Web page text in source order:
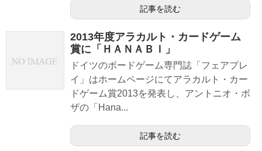
記事を読む
2013年度アラカルト・カードゲーム
賞に「ＨＡＮＡＢＩ」
ドイツのボードゲーム専門誌「フェアプレ
イ」はホームページにてアラカルト・カー
ドゲーム賞2013を発表し、アントニオ・ボ
ザの「Hana...
記事を読む